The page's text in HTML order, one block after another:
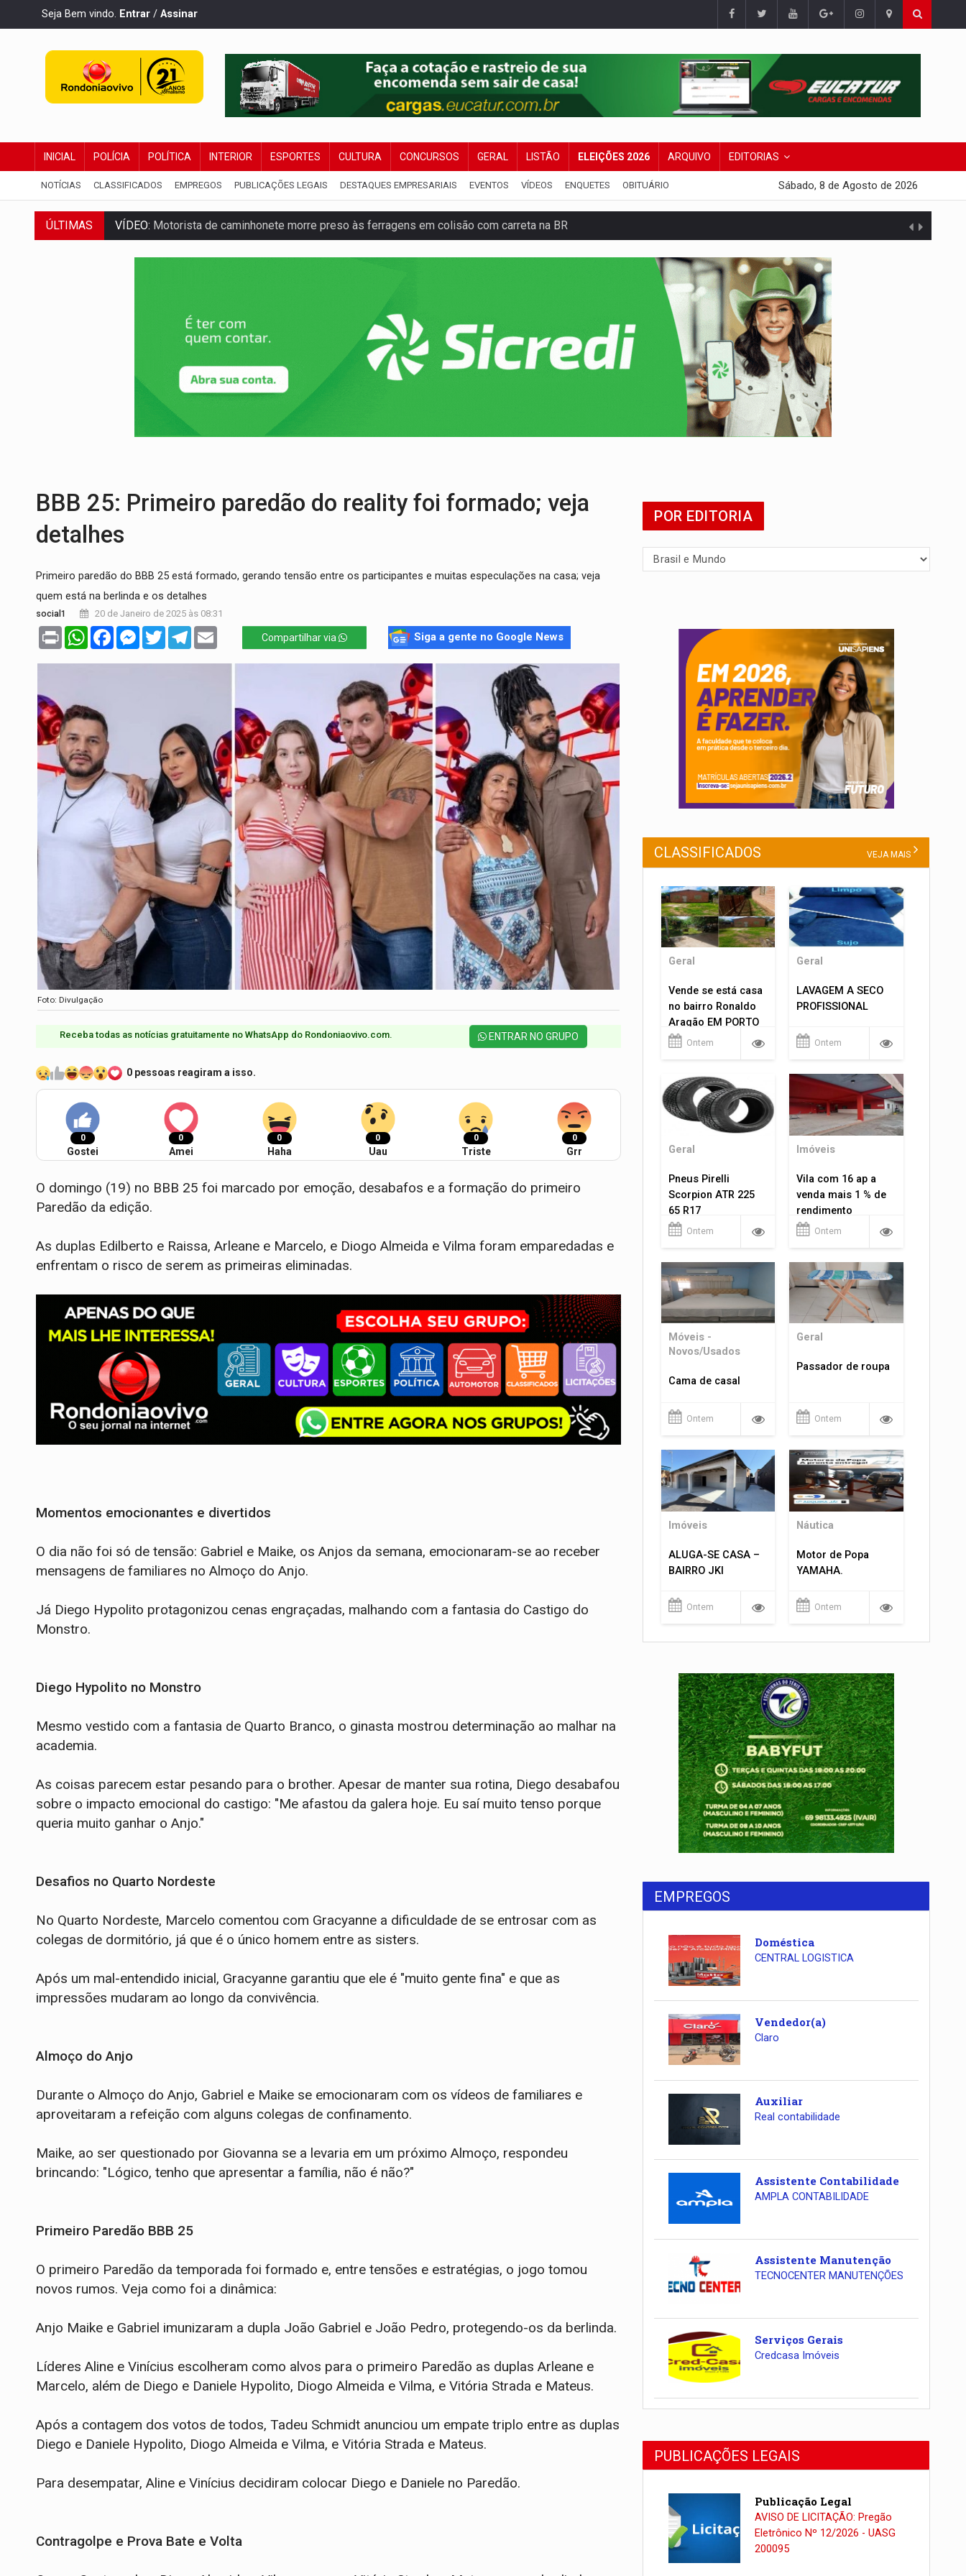
Seja Bem vindo. Entrar / Assinar
INICIAL POLÍCIA POLÍTICA INTERIOR ESPORTES CULTURA CONCURSOS GERAL LISTÃO ELEIÇÕES 2026 ARQUIVO EDITORIAS
NOTÍCIAS CLASSIFICADOS EMPREGOS PUBLICAÇÕES LEGAIS DESTAQUES EMPRESARIAIS EVENTOS VÍDEOS ENQUETES OBITUÁRIO Sábado, 8 de Agosto de 2026
ÚLTIMAS VÍDEO: Motorista de caminhonete morre preso às ferragens em colisão com carreta na BR
LAZER:Seis lugares gratuitos para aproveitar o fim de semana em Porto Velho
Prefeitura fortalece parceria com a APAE para ampliar ações voltadas a PCD's
Exército testa inovações no combate a drones durante exercício antiaéreo
TEMAS SOCIOAMBIENTAIS:Em Itapuã do Oeste, CINEMAZÔNIA leva cinema amazônico a estudantes na escola
PREVISÃO: Interior de Rondônia terá sábado (8) de calor intenso e tempo firme
INFRAESTRUTURA: Após quase 30 anos de espera, asfalto chega ao bairro Nova Esperança
BBB 25: Primeiro paredão do reality foi formado; veja
detalhes
Primeiro paredão do BBB 25 está formado, gerando tensão entre os participantes e muitas especulações na casa; veja
quem está na berlinda e os detalhes
social1 20 de Janeiro de 2025 às 08:31
Print WhatsAppFacebookMessenger
TwitterTelegram Compartilhar via Siga a gente no Google News
Foto: Divulgação
Receba todas as notícias gratuitamente no WhatsApp do Rondoniaovivo.com.​ ENTRAR NO GRUPO
0 pessoas reagiram a isso.
0
Gostei
0
Amei
0
Haha
0
Uau
0
Triste
0
Grr
O domingo (19) no BBB 25 foi marcado por emoção, desabafos e a formação do primeiro
Paredão da edição.
As duplas Edilberto e Raissa, Arleane e Marcelo, e Diogo Almeida e Vilma foram emparedadas e
enfrentam o risco de serem as primeiras eliminadas.
Momentos emocionantes e divertidos
O dia não foi só de tensão: Gabriel e Maike, os Anjos da semana, emocionaram-se ao receber
mensagens de familiares no Almoço do Anjo.
Já Diego Hypolito protagonizou cenas engraçadas, malhando com a fantasia do Castigo do
Monstro.
Diego Hypolito no Monstro
Mesmo vestido com a fantasia de Quarto Branco, o ginasta mostrou determinação ao malhar na
academia.
As coisas parecem estar pesando para o brother. Apesar de manter sua rotina, Diego desabafou
sobre o impacto emocional do castigo: "Me afastou da galera hoje. Eu saí muito tenso porque
queria muito ganhar o Anjo."
Desafios no Quarto Nordeste
No Quarto Nordeste, Marcelo comentou com Gracyanne a dificuldade de se entrosar com as
colegas de dormitório, já que é o único homem entre as sisters.
Após um mal-entendido inicial, Gracyanne garantiu que ele é "muito gente fina" e que as
impressões mudaram ao longo da convivência.
Almoço do Anjo
Durante o Almoço do Anjo, Gabriel e Maike se emocionaram com os vídeos de familiares e
aproveitaram a refeição com alguns colegas de confinamento.
Maike, ao ser questionado por Giovanna se a levaria em um próximo Almoço, respondeu
brincando: "Lógico, tenho que apresentar a família, não é não?"
Primeiro Paredão BBB 25
O primeiro Paredão da temporada foi formado e, entre tensões e estratégias, o jogo tomou
novos rumos. Veja como foi a dinâmica:
Anjo Maike e Gabriel imunizaram a dupla João Gabriel e João Pedro, protegendo-os da berlinda.
Líderes Aline e Vinícius escolheram como alvos para o primeiro Paredão as duplas Arleane e
Marcelo, além de Diego e Daniele Hypolito, Diogo Almeida e Vilma, e Vitória Strada e Mateus.
Após a contagem dos votos de todos, Tadeu Schmidt anunciou um empate triplo entre as duplas
Diego e Daniele Hypolito, Diogo Almeida e Vilma, e Vitória Strada e Mateus.
Para desempatar, Aline e Vinícius decidiram colocar Diego e Daniele no Paredão.
Contragolpe e Prova Bate e Volta
POR EDITORIA
CLASSIFICADOS VEJA MAIS
Geral
Vende se está casa
no bairro Ronaldo
Aragão EM PORTO
VELHO RO.
Ontem
Geral
LAVAGEM A SECO
PROFISSIONAL
Ontem
Geral
Pneus Pirelli
Scorpion ATR 225
65 R17
Ontem
Imóveis
Vila com 16 ap a
venda mais 1 % de
rendimento
Ontem
Móveis -
Novos/Usados
Cama de casal
Ontem
Geral
Passador de roupa
Ontem
Imóveis
ALUGA-SE CASA –
BAIRRO JKI
Ontem
Náutica
Motor de Popa
YAMAHA.
Ontem
EMPREGOS
Doméstica
CENTRAL LOGISTICA
Vendedor(a)
Claro
Auxiliar
Real contabilidade
Assistente Contabilidade
AMPLA CONTABILIDADE
Assistente Manutenção
TECNOCENTER MANUTENÇÕES
Serviços Gerais
Credcasa Imóveis
PUBLICAÇÕES LEGAIS
Publicação Legal
AVISO DE LICITAÇÃO: Pregão
Eletrônico Nº 12/2026 - UASG
200095